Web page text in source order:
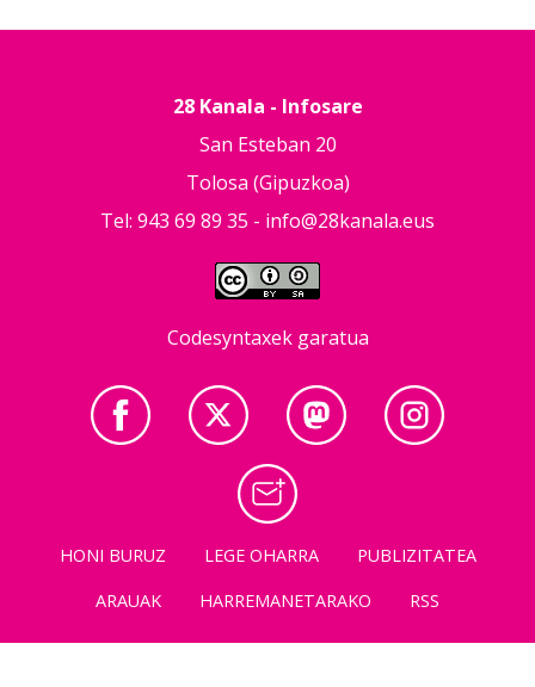
28 Kanala - Infosare
San Esteban 20
Tolosa (Gipuzkoa)
Tel: 943 69 89 35 - info@28kanala.eus
Codesyntaxek garatua
HONI BURUZ LEGE OHARRA
PUBLIZITATEA
ARAUAK
HARREMANETARAKO RSS